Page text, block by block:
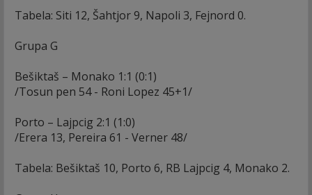
Tabela: Siti 12, Šahtjor 9, Napoli 3, Fejnord 0.
Grupa G
Bešiktaš – Monako 1:1 (0:1)
/Tosun pen 54 - Roni Lopez 45+1/
Porto – Lajpcig 2:1 (1:0)
/Erera 13, Pereira 61 - Verner 48/
Tabela: Bešiktaš 10, Porto 6, RB Lajpcig 4, Monako 2.